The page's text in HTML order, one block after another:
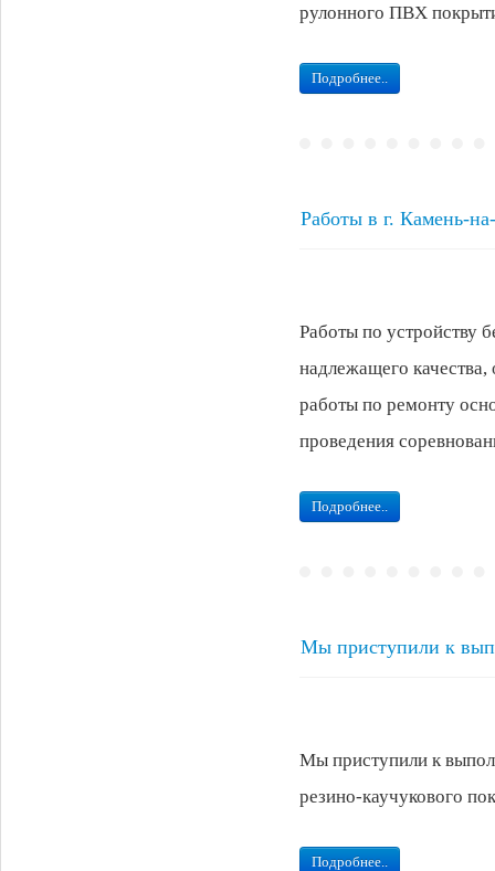
рулонного ПВХ
Подробнее..
Работы в г. Камень-
Работы по устройству
надлежащего
работы по ремонту
проведения
Подробнее..
Мы приступили к
Мы приступили к
резино-каучукового
Подробнее..